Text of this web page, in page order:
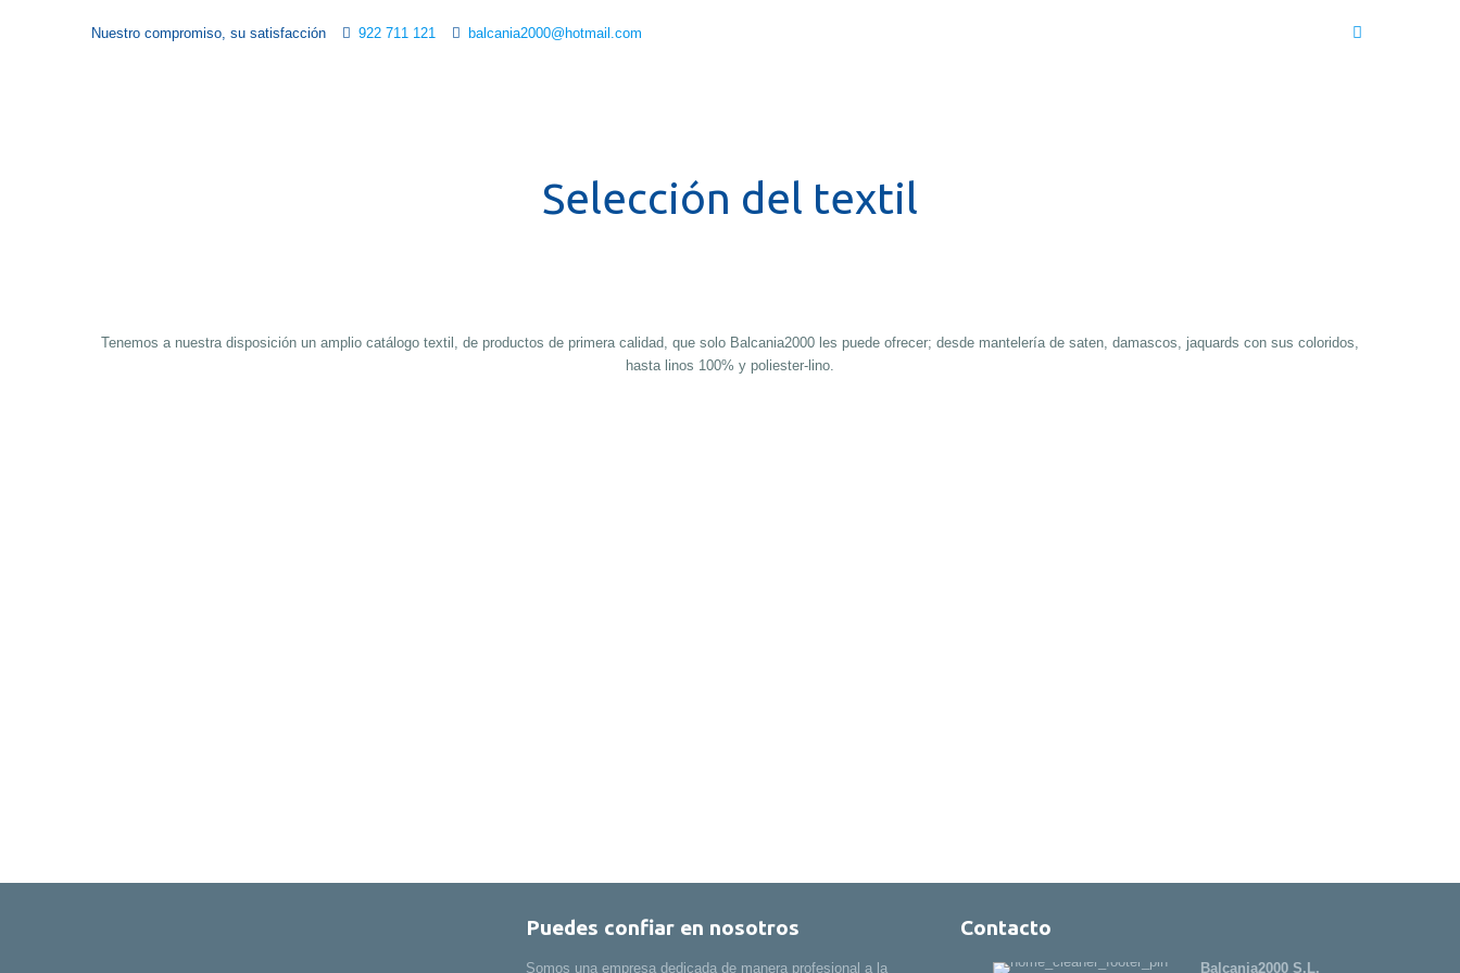
Nuestro compromiso, su satisfacción 922 711 121 balcania2000@hotmail.com
Selección del textil
Tenemos a nuestra disposición un amplio catálogo textil, de productos de primera calidad, que solo Balcania2000 les puede ofrecer; desde mantelería de saten, damascos, jaquards con sus coloridos,
hasta linos 100% y poliester-lino.
Puedes confiar en nosotros
Somos una empresa dedicada de manera profesional a la
Contacto
Balcania2000 S.L.